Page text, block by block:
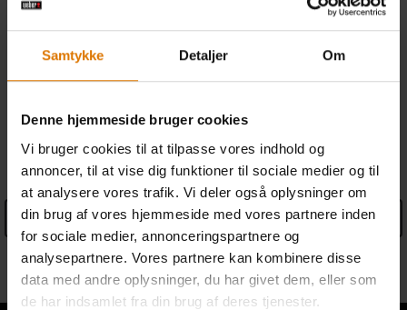
Samtykke Detaljer Om
Denne hjemmeside bruger cookies
Vi bruger cookies til at tilpasse vores indhold og
annoncer, til at vise dig funktioner til sociale medier og til
at analysere vores trafik. Vi deler også oplysninger om
din brug af vores hjemmeside med vores partnere inden
for sociale medier, annonceringspartnere og
analysepartnere. Vores partnere kan kombinere disse
data med andre oplysninger, du har givet dem, eller som
de har indsamlet fra din brug af deres tjenester.
Gratis returnering
Find forhandler
SPECIFIKATIONER
See Details
Oplysninger fra producenten